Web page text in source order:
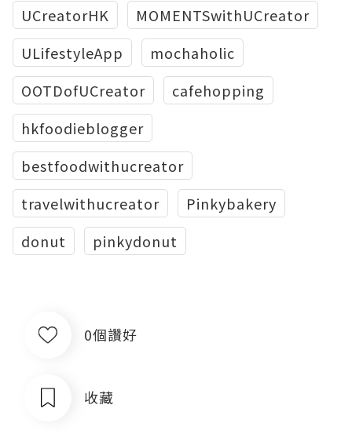
UCreatorHK
MOMENTSwithUCreator
ULifestyleApp
mochaholic
OOTDofUCreator
cafehopping
hkfoodieblogger
bestfoodwithucreator
travelwithucreator
Pinkybakery
donut
pinkydonut
0個讚好
收藏